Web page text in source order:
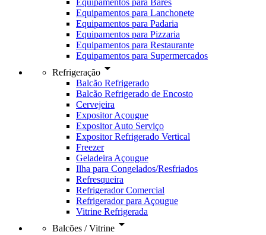
Equipamentos para Bares
Equipamentos para Lanchonete
Equipamentos para Padaria
Equipamentos para Pizzaria
Equipamentos para Restaurante
Equipamentos para Supermercados
Refrigeração arrow_drop_down
Balcão Refrigerado
Balcão Refrigerado de Encosto
Cervejeira
Expositor Açougue
Expositor Auto Serviço
Expositor Refrigerado Vertical
Freezer
Geladeira Açougue
Ilha para Congelados/Resfriados
Refresqueira
Refrigerador Comercial
Refrigerador para Açougue
Vitrine Refrigerada
Balcões / Vitrine arrow_drop_down